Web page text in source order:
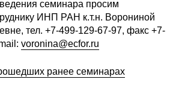
требования
оформления
труды
семинара просим
ИНП РАН к.т.н. Ворониной
тел. +7-499-129-67-97, факс +7-
voronina@ecfor.ru
ранее семинарах